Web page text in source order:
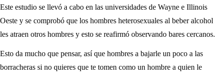
Este estudio se llevó a cabo en las universidades de Wayne e Illinois
Oeste y se comprobó que los hombres heterosexuales al beber alcohol
les atraen otros hombres y esto se reafirmó observando bares cercanos.
Esto da mucho que pensar, así que hombres a bajarle un poco a las
borracheras si no quieres que te tomen como un hombre a quien le